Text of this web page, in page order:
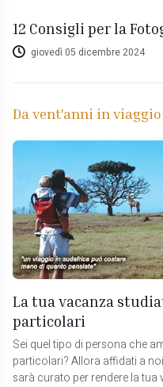
12 Consigli per la
giovedì 05 dicembre 2024
Da vent'anni in viaggio
La tua vacanza
particolari
Sei quel tipo di persona che
particolari? Allora affidati a
sarà curato per rendere la